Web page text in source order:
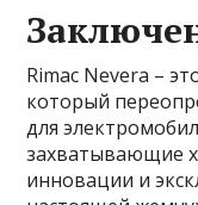
Rimac Nevera –
который
для
захватывающие
инновации и